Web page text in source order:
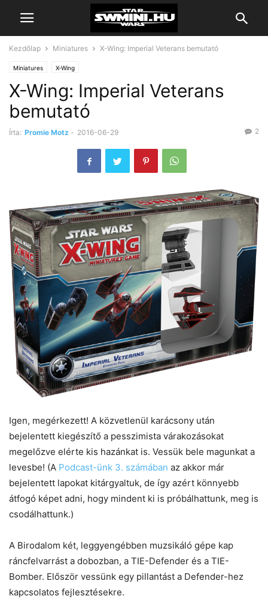
Kezdőlap Miniatures X-Wing: Imperial Veterans bemutató
Miniatures X-Wing
X-Wing: Imperial Veterans
bemutató
Írta: Promie Motz - 2016-06-29 2
Igen, megérkezett! A közvetlenül karácsony után
bejelentett kiegészítő a pesszimista várakozásokat
megelőzve elérte kis hazánkat is. Vessük bele magunkat a
levesbe! (A Podcast-ünk 3. számában az akkor már
bejelentett lapokat kitárgyaltuk, de így azért könnyebb
átfogó képet adni, hogy mindent ki is próbálhattunk, meg is
csodálhattunk.)
A Birodalom két, leggyengébben muzsikáló gépe kap
ráncfelvarrást a dobozban, a TIE-Defender és a TIE-
Bomber. Először vessünk egy pillantást a Defender-hez
kapcsolatos fejlesztésekre.